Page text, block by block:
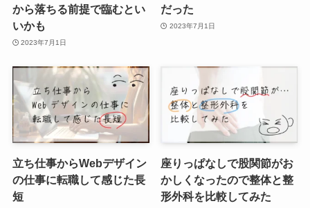
から落ちる前提で臨むとい
いかも
2023年7月1日
だった
2023年7月1日
立ち仕事からWebデザイン
の仕事に転職して感じた長
短
座りっぱなしで股関節がお
かしくなったので整体と整
形外科を比較してみた